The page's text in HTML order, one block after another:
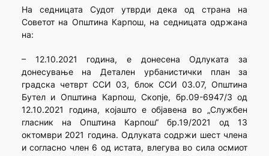
На седницата Судот утврди дека од страна на
Советот на Општина Карпош, на седницата одржана
на:
– 12.10.2021 година, е донесена Одлуката за
донесување на Детален урбанистички план за
градска четврт ССИ 03, блок ССИ 03.07, Општина
Бутел и Општина Карпош, Скопје, бр.09-6947/3 од
12.10.2021 година, којашто е објавена во „Службен
гласник на Општина Карпош“ бр.19/2021 од 13
октомври 2021 година. Одлуката содржи шест члена
и согласно член 6 од истата, влегува во сила осмиот